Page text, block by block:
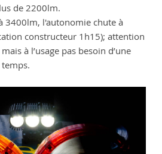
de 2200lm.
3400lm, l'autonomie chute à
constructeur 1h15); attention
à l’usage pas besoin d’une